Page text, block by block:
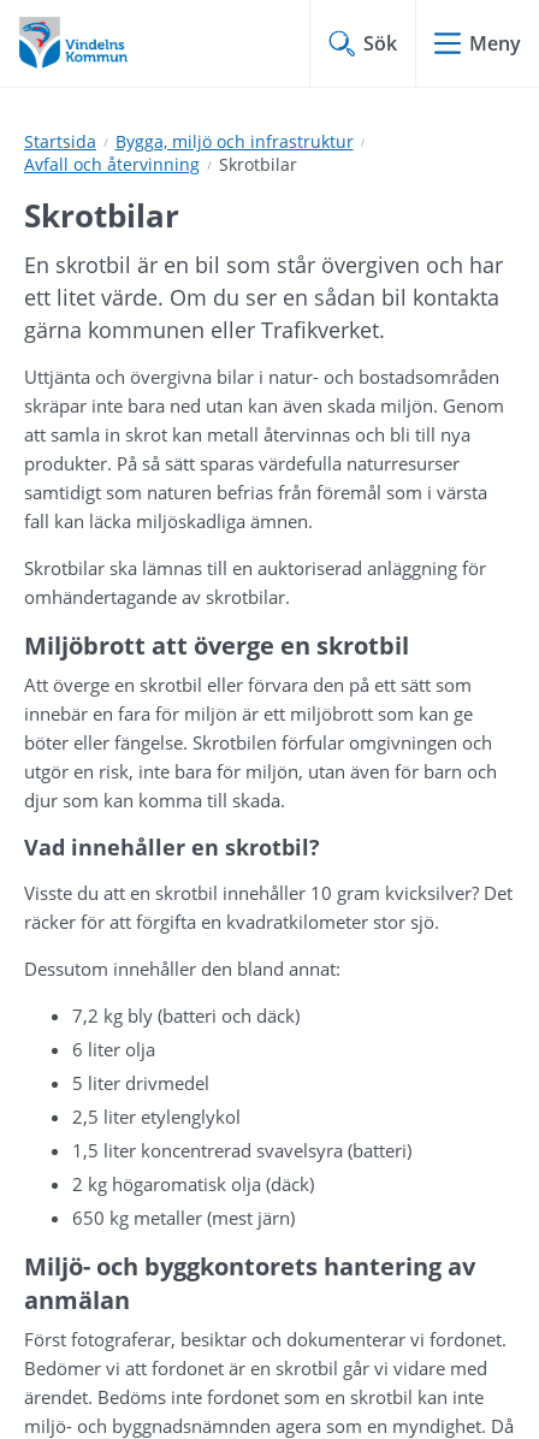
Hoppa
till
innehåll
Hoppa
till
undermeny
Sök Meny
Startsida
Bygga, miljö och infrastruktur
Avfall och återvinning
Skrotbilar
Skrotbilar
En skrotbil är en bil som står övergiven och har
ett litet värde. Om du ser en sådan bil kontakta
gärna kommunen eller Trafikverket.
Uttjänta och övergivna bilar i natur- och bostadsområden
skräpar inte bara ned utan kan även skada miljön. Genom
att samla in skrot kan metall återvinnas och bli till nya
produkter. På så sätt sparas värdefulla naturresurser
samtidigt som naturen befrias från föremål som i värsta
fall kan läcka miljöskadliga ämnen.
Skrotbilar ska lämnas till en auktoriserad anläggning för
omhändertagande av skrotbilar.
Miljöbrott att överge en skrotbil
Att överge en skrotbil eller förvara den på ett sätt som
innebär en fara för miljön är ett miljöbrott som kan ge
böter eller fängelse. Skrotbilen förfular omgivningen och
utgör en risk, inte bara för miljön, utan även för barn och
djur som kan komma till skada.
Vad innehåller en skrotbil?
Visste du att en skrotbil innehåller 10 gram kvicksilver? Det
räcker för att förgifta en kvadratkilometer stor sjö.
Dessutom innehåller den bland annat:
7,2 kg bly (batteri och däck)
6 liter olja
5 liter drivmedel
2,5 liter etylenglykol
1,5 liter koncentrerad svavelsyra (batteri)
2 kg högaromatisk olja (däck)
650 kg metaller (mest järn)
Miljö- och byggkontorets hantering av
anmälan
Först fotograferar, besiktar och dokumenterar vi fordonet.
Bedömer vi att fordonet är en skrotbil går vi vidare med
ärendet. Bedöms inte fordonet som en skrotbil kan inte
miljö- och byggnadsnämnden agera som en myndighet. Då